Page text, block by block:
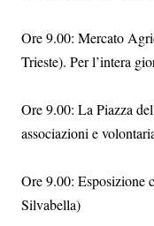
Ore 9.00: Mercato
Trieste). Per l’intera
Ore 9.00: La Piazza
associazioni e
Ore 9.00: Esposizione
Silvabella)